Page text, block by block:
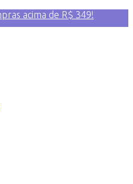
acima de R$ 349!
com o Cupom: